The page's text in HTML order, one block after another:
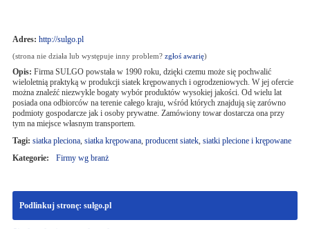
Adres: http://sulgo.pl
(strona nie działa lub występuje inny problem? zgłoś awarię)
Opis: Firma SULGO powstała w 1990 roku, dzięki czemu może się pochwalić
wieloletnią praktyką w produkcji siatek krępowanych i ogrodzeniowych. W jej ofercie
można znaleźć niezwykle bogaty wybór produktów wysokiej jakości. Od wielu lat
posiada ona odbiorców na terenie całego kraju, wśród których znajdują się zarówno
podmioty gospodarcze jak i osoby prywatne. Zamówiony towar dostarcza ona przy
tym na miejsce własnym transportem.
Tagi: siatka pleciona, siatka krępowana, producent siatek, siatki plecione i krępowane
Kategorie:
Firmy wg branż
Podlinkuj stronę: sulgo.pl